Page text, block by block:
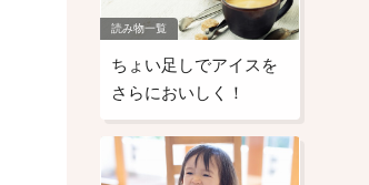
読み物一覧
ちょい足しでアイスを
さらにおいしく！